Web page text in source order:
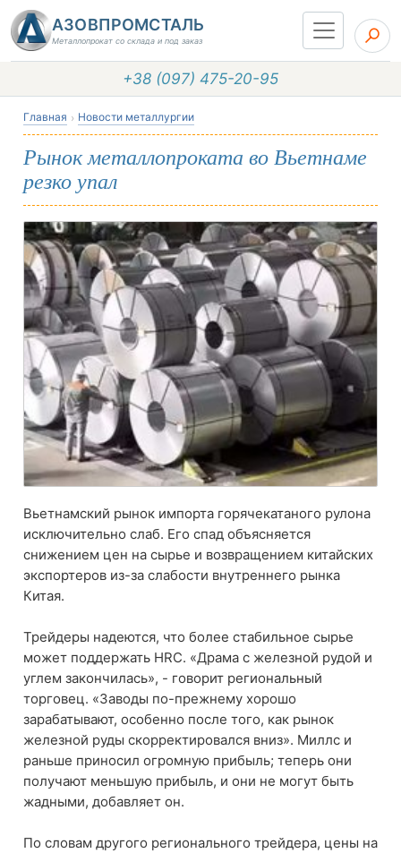
АЗОВПРОМСТАЛЬ
Металлопрокат со склада и под заказ
+38 (097) 475-20-95
Главная Новости металлургии
Рынок металлопроката во Вьетнаме
резко упал
Вьетнамский рынок импорта горячекатаного рулона
исключительно слаб. Его спад объясняется
снижением цен на сырье и возвращением китайских
экспортеров из-за слабости внутреннего рынка
Китая.
Трейдеры надеются, что более стабильное сырье
может поддержать HRC. «Драма с железной рудой и
углем закончилась», - говорит региональный
торговец. «Заводы по-прежнему хорошо
зарабатывают, особенно после того, как рынок
железной руды скорректировался вниз». Миллс и
раньше приносил огромную прибыль; теперь они
получают меньшую прибыль, и они не могут быть
жадными, добавляет он.
По словам другого регионального трейдера, цены на